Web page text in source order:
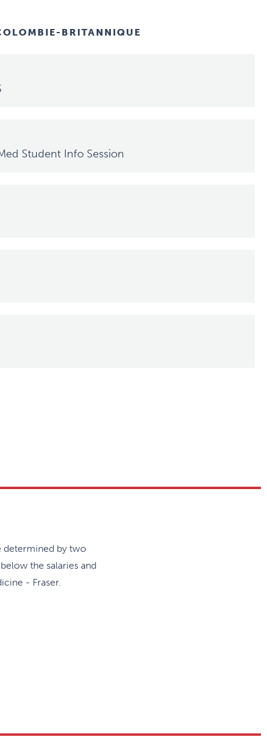
BRITANNIQUE
Student Info Session
determined by two
the salaries and
- Fraser.